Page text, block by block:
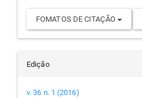
FOMATOS DE CITAÇÃO
Edição
v. 36 n. 1 (2016)